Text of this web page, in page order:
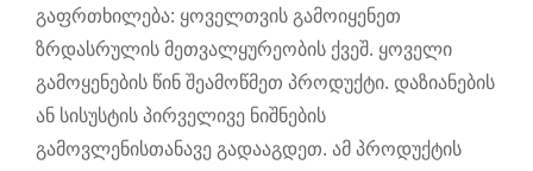
გაფრთხილება: ყოველთვის გამოიყენეთ
ზრდასრულის მეთვალყურეობის ქვეშ. ყოველი
გამოყენების წინ შეამოწმეთ პროდუქტი. დაზიანების
ან სისუსტის პირველივე ნიშნების
გამოვლენისთანავე გადააგდეთ. ამ პროდუქტის